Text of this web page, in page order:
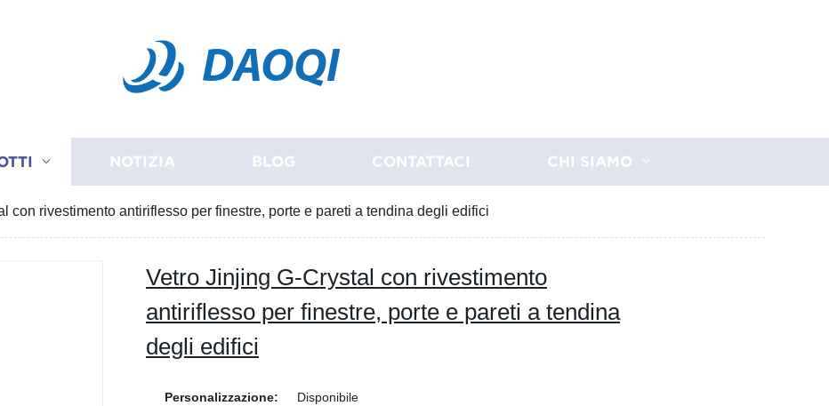
DAOQI
NOTIZIA BLOG CONTATTACI CHI SIAMO
con rivestimento antiriflesso per finestre, porte e pareti a tendina degli edifici
Vetro Jinjing G-Crystal con rivestimento
antiriflesso per finestre, porte e pareti a tendina
degli edifici
Personalizzazione: Disponibile